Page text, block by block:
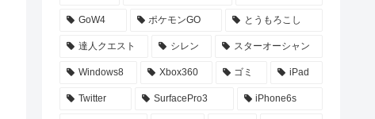
GoW4 ポケモンGO とうもろこし
達人クエスト シレン スターオーシャン
Windows8 Xbox360 ゴミ iPad
Twitter SurfacePro3 iPhone6s